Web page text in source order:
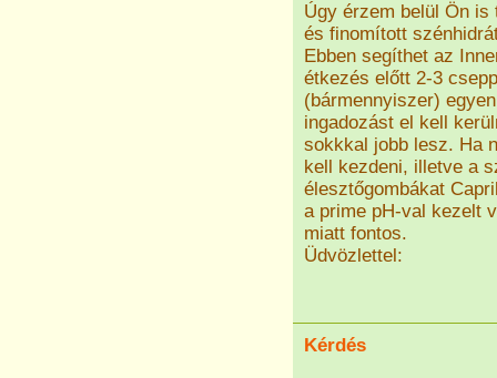
Úgy érzem belül Ön is
és finomított
Ebben segíthet az
étkezés előtt 2-3
(bármennyiszer)
ingadozást el kell
sokkkal jobb lesz. Ha
kell kezdeni, illetve a
élesztőgombákat
a prime pH-val kezelt
miatt fontos.
Üdvözlettel:
Kérdés